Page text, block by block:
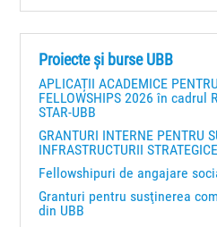
Proiecte și burse UBB
APLICAȚII ACADEMICE
FELLOWSHIPS 2026 în cadrul
STAR-UBB
GRANTURI INTERNE PENTRU
INFRASTRUCTURII
Fellowshipuri de angajare
Granturi pentru susţinerea
din UBB